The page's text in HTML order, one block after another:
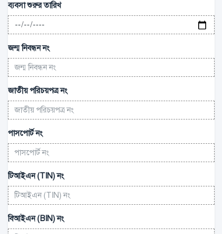
ব্যবসা শুরুর তারিখ
জন্ম নিবন্ধন নং
জাতীয় পরিচয়পত্র নং
পাসপোর্ট নং
টিআইএন (TIN) নং
বিআইএন (BIN) নং